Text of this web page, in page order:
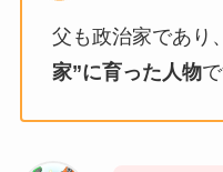
父も政治家であり
家”に育った人物で